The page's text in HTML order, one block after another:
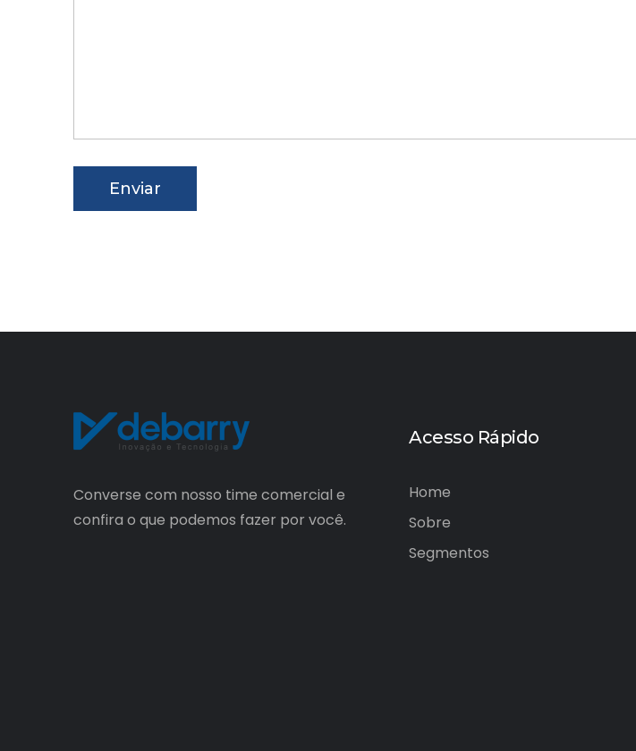
Converse com nosso time comercial e
confira o que podemos fazer por você.
Acesso Rápido
Home
Sobre
Segmentos